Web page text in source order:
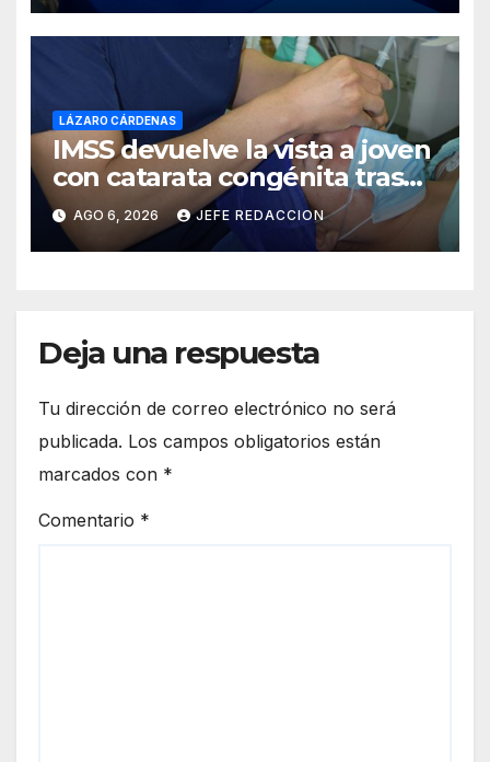
LÁZARO CÁRDENAS
IMSS devuelve la vista a joven
con catarata congénita tras
23 años de limitación visual
AGO 6, 2026 JEFE REDACCION
Deja una respuesta
Tu dirección de correo electrónico no será
publicada. Los campos obligatorios están
marcados con *
Comentario *